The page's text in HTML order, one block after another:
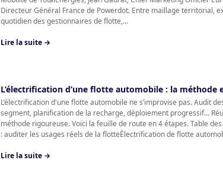
Directeur Général France de Powerdot. Entre maillage territorial,
quotidien des gestionnaires de flotte,...
Lire la suite →
L’électrification d’une flotte automobile : la méthode
L’électrification d'une flotte automobile ne s’improvise pas. Audit
segment, planification de la recharge, déploiement progressif…
méthode rigoureuse. Voici la feuille de route en 4 étapes. Table
: auditer les usages réels de la flotteÉlectrification de flotte
Lire la suite →